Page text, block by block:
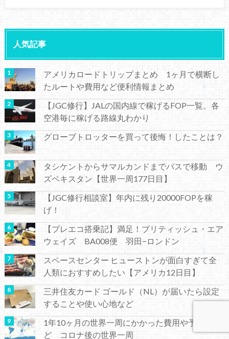
人気記事
アメリカロードトリップまとめ 1ヶ月で横断し
たルートや費用など便利情報まとめ
【JGC修行】JALの国内線で稼げるFOP一覧。各
空港毎に稼げる路線丸わかり
グローブトロッターを買って後悔！したことは？
タシケントからサマルカンドまでバスで移動 ウ
ズベキスタン【世界一周177日目】
【JGC修行相談室】年内に残り20000FOPを稼
げ！
【プレエコ搭乗記】満足！ブリティッシュ・エア
ウェイズ BA008便 羽田−ロンドン
スペースセンター ヒューストンが面白すぎて全
人類におすすめしたい【アメリカ12日目】
三井住友カード ゴールド（NL）が届いたら設定
することや使い心地など
1年10ヶ月の世界一周にかかった費用や予算な
ど コロナ後の世界一周